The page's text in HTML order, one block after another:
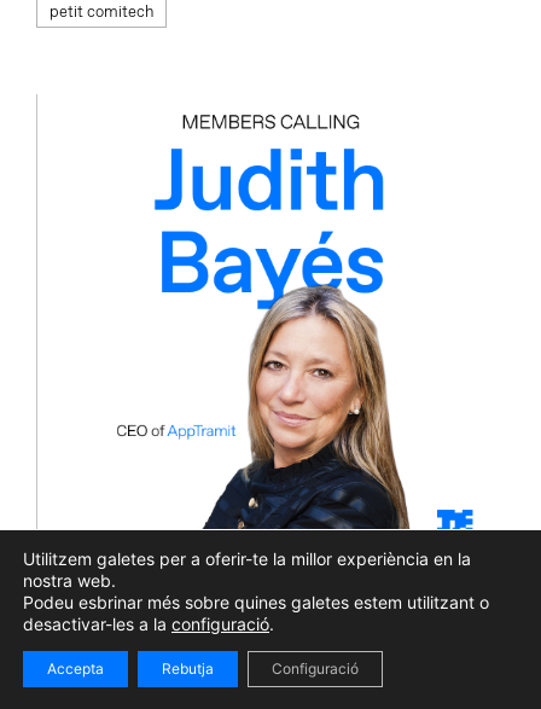
petit comitech
Members Calling #158 | Judith Bayés:
“Només un mateix pot jutjar si ha
aconseguit l’èxit”
Utilitzem galetes per a oferir-te la millor experiència en la
nostra web.
Podeu esbrinar més sobre quines galetes estem utilitzant o
desactivar-les a la configuració.
Accepta Rebutja Configuració